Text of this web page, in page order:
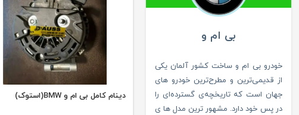
دینام کامل بی ام و BMW(استوک)
بی ام و
خودرو بی ام و ساخت کشور آلمان یکی
از قدیمی‌ترین و مطر‌ح‌ترین خودرو های
جهان است که تاریخچه‌ی گسترده‌ای را
در پس خود دارد. مشهور ترین مدل ها ی